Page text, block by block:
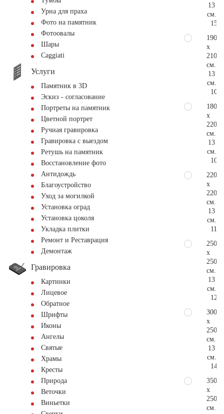
Урна для праха
Фото на памятник
Фотоовалы
Шары
Сaggiati
Услуги
Памятник в 3D
Эскиз - согласование
Портреты на памятник
Цветной портрет
Ручная гравировка
Гравировка с выездом
Ретушь на памятник
Восстановление фото
Антидождь
Благоустройство
Уход за могилкой
Установка оград
Установка цоколя
Укладка плитки
Ремонт и Реставрация
Демонтаж
Гравировка
Картинки
Лицевое
Обратное
Шрифты
Иконы
Ангелы
Святые
Храмы
Кресты
Природа
Веточки
Виньетки
13
см.
190
x
210
см.
13
см.
180
x
220
см.
13
см.
220
x
220
см.
13
см.
250
x
250
см.
13
см.
300
x
250
см.
13
см.
350
x
250
см.